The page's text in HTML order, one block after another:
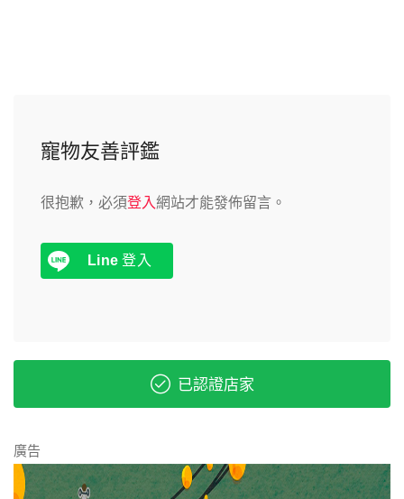
寵物友善評鑑
很抱歉，必須登入網站才能發佈留言。
Line 登入
已認證店家
廣告